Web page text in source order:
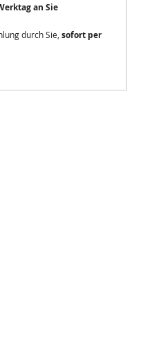
an Sie
durch Sie, sofort per